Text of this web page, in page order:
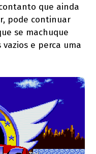
que ainda
pode continuar
se machuque
e perca uma